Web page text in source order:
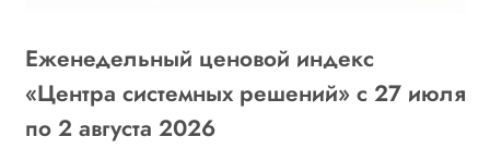
Еженедельный ценовой индекс
«Центра системных решений» с 27 июля
по 2 августа 2026